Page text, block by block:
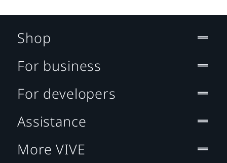
Shop
For business
For developers
Assistance
More VIVE